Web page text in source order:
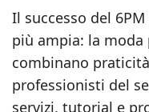
Il successo del
più ampia: la
combinano
professionisti del
servizi, tutorial e